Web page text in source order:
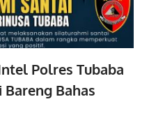
Polres Tubaba
Bareng Bahas